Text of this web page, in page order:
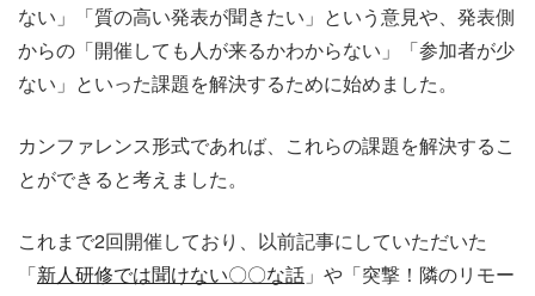
ない」「質の高い発表が聞きたい」という意見や、発表側
からの「開催しても人が来るかわからない」「参加者が少
ない」といった課題を解決するために始めました。
カンファレンス形式であれば、これらの課題を解決するこ
とができると考えました。
これまで2回開催しており、以前記事にしていただいた
「新人研修では聞けない〇〇な話 」や「突撃！隣のリモー